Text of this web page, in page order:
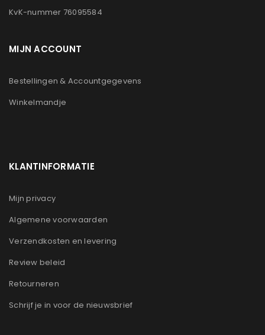
KvK-nummer 76095584
MIJN ACCOUNT
Bestellingen & Accountgegevens
Winkelmandje
KLANTINFORMATIE
Mijn privacy
Algemene voorwaarden
Verzendkosten en levering
Review beleid
Retourneren
Schrijf je in voor de nieuwsbrief